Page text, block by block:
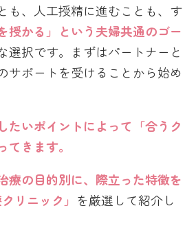
も、人工授精に進むことも、す
授かる」という夫婦共通のゴー
選択です。まずはパートナーと
サポートを受けることから始め
たいポイントによって「合うク
てきます。
治療の目的別に、際立った特徴を
リニック」 を厳選して紹介し